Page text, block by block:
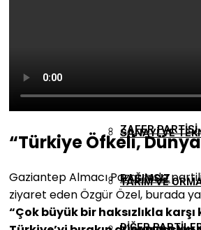
HÜR DAVA
ZAFER
BAĞIMSIZ
DIĞER
SANAYI VE
TARIM VE
“Türkiye Öfkeli, Dünya
Gaziantep Almacı Pazarı’nda
ziyaret eden Özgür Özel, burada
“Çok büyük bir haksızlıkla karşı